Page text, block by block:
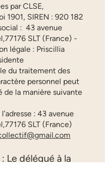
par CLSE,
1901, SIREN : 920 182
: 43 avenue
SLT (France) -
légale : Priscillia
du traitement des
personnel peut
de la manière suivante
: 43 avenue
SLT (France)
Le délégué à la